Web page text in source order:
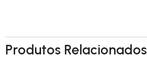
Produtos Relacionados